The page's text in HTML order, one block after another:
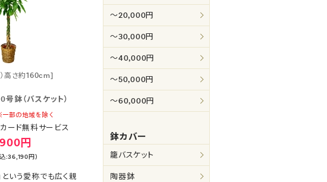
）高さ約160cm]
号鉢（バスケット）
ード無料サービス
円
:36,190円)
という愛称でも広く親
～20,000円
～30,000円
～40,000円
～50,000円
～60,000円
鉢カバー
籠バスケット
陶器鉢